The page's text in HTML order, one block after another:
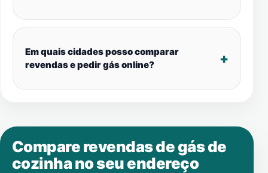
Em quais cidades posso comparar
revendas e pedir gás online?
Compare revendas de gás de
cozinha no seu endereço